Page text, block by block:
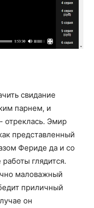
свидание
парнем, и
отреклась. Эмир
представленный
Фериде да и со
глядится.
маловажный
приличный
он